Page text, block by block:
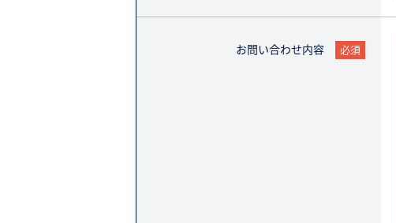
お問い合わせ内容 必須